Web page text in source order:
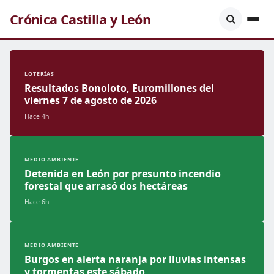
Crónica Castilla y León
LOTERÍAS
Resultados Bonoloto, Euromillones del
viernes 7 de agosto de 2026
Hace 4h
MEDIO AMBIENTE
Detenida en León por presunto incendio
forestal que arrasó dos hectáreas
Hace 6h
MEDIO AMBIENTE
Burgos en alerta naranja por lluvias intensas